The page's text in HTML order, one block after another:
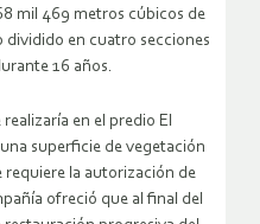
mil 469 metros cúbicos de
en cuatro secciones
16 años.
en el predio El
superficie de vegetación
requiere la autorización de
ofreció que al final del